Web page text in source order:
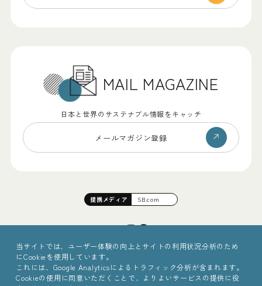
MAIL MAGAZINE
日本と世界のサステナブル情報をキャッチ
メールマガジン登録
提携メディア SB.com
当サイトでは、ユーザー体験の向上とサイトの利用状況分析のため
にCookieを使用しています。
これには、Google Analyticsによるトラフィック分析が含まれます。
Cookieの使用に同意いただくことで、よりよいサービスの提供に役